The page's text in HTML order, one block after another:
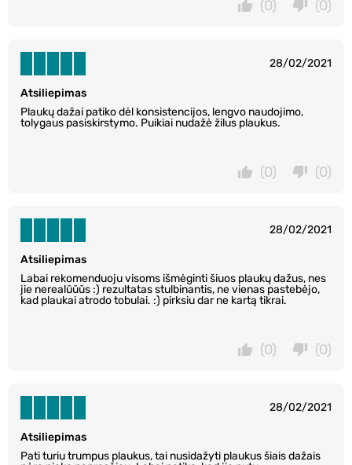
(0)
(0)
28/02/2021
Atsiliepimas
Plaukų dažai patiko dėl konsistencijos, lengvo naudojimo,
tolygaus pasiskirstymo. Puikiai nudažė žilus plaukus.
(0)
(0)
28/02/2021
Atsiliepimas
Labai rekomenduoju visoms išmėginti šiuos plaukų dažus, nes
jie nerealūūūs :) rezultatas stulbinantis, ne vienas pastebėjo,
kad plaukai atrodo tobulai. :) pirksiu dar ne kartą tikrai.
(0)
(0)
28/02/2021
Atsiliepimas
Pati turiu trumpus plaukus, tai nusidažyti plaukus šiais dažais